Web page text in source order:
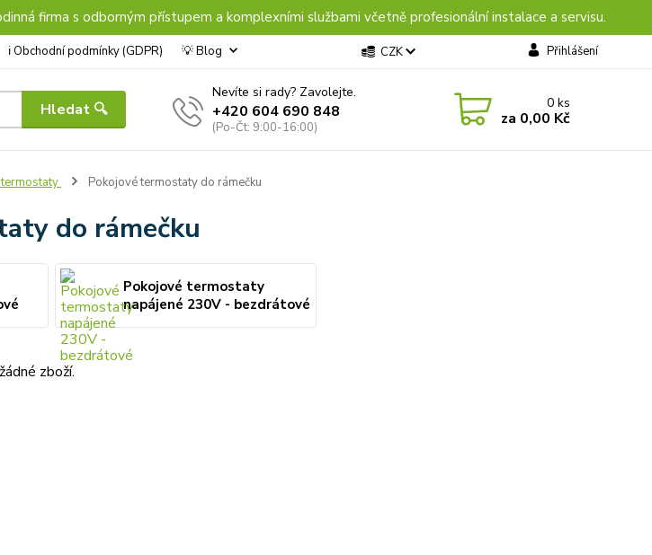
firma s odborným přístupem a komplexními službami včetně profesionální instalace a servisu.
ℹ︎ Obchodní podmínky (GDPR) 💡 Blog CZK Přihlášení
Hledat 🔍
Nevíte si rady? Zavolejte.
+420 604 690 848
(Po-Čt: 9:00-16:00)
0ks
za 0,00 Kč
Pokojové termostaty do rámečku
do rámečku
Pokojové termostaty
napájené 230V - bezdrátové
zboží.